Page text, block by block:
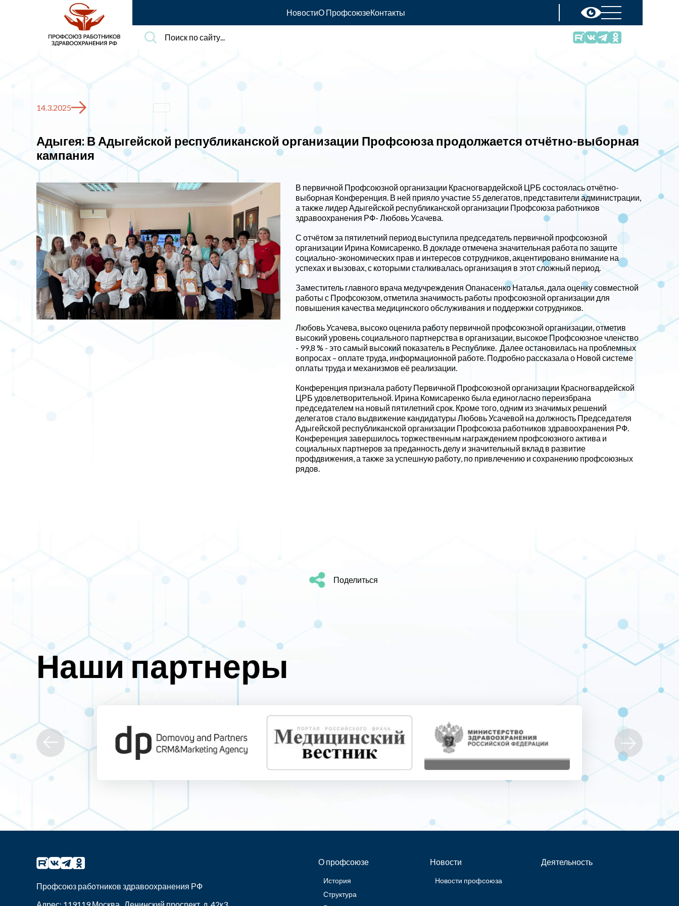
НовостиО ПрофсоюзеКонтакты
Поиск
по
14.3.2025
Адыгея: В Адыгейской республиканской организации Профсоюза продолжается отчётно-выборная
кампания
В первичной Профсоюзной организации Красногвардейской ЦРБ состоялась отчётно-
выборная Конференция. В ней прияло участие 55 делегатов, представители администрации,
а также лидер Адыгейской республиканской организации Профсоюза работников
здравоохранения РФ- Любовь Усачева.
С отчётом за пятилетний период выступила председатель первичной профсоюзной
организации Ирина Комисаренко. В докладе отмечена значительная работа по защите
социально-экономических прав и интересов сотрудников, акцентировано внимание на
успехах и вызовах, с которыми сталкивалась организация в этот сложный период.
Заместитель главного врача медучреждения Опанасенко Наталья, дала оценку совместной
работы с Профсоюзом, отметила значимость работы профсоюзной организации для
повышения качества медицинского обслуживания и поддержки сотрудников.
Любовь Усачева, высоко оценила работу первичной профсоюзной организации, отметив
высокий уровень социального партнерства в организации, высокое Профсоюзное членство
- 99,8 % - это самый высокий показатель в Республике. Далее остановилась на проблемных
вопросах – оплате труда, информационной работе. Подробно рассказала о Новой системе
оплаты труда и механизмов её реализации.
Конференция признала работу Первичной Профсоюзной организации Красногвардейской
ЦРБ удовлетворительной. Ирина Комисаренко была единогласно переизбрана
председателем на новый пятилетний срок. Кроме того, одним из значимых решений
делегатов стало выдвижение кандидатуры Любовь Усачевой на должность Председателя
Адыгейской республиканской организации Профсоюза работников здравоохранения РФ.
Конференция завершилось торжественным награждением профсоюзного актива и
социальных партнеров за преданность делу и значительный вклад в развитие
профдвижения, а также за успешную работу, по привлечению и сохранению профсоюзных
рядов.
Поделиться
Наши партнеры
Профсоюз работников здравоохранения РФ
О профсоюзе
История
Структура
Новости
Новости профсоюза
Деятельность